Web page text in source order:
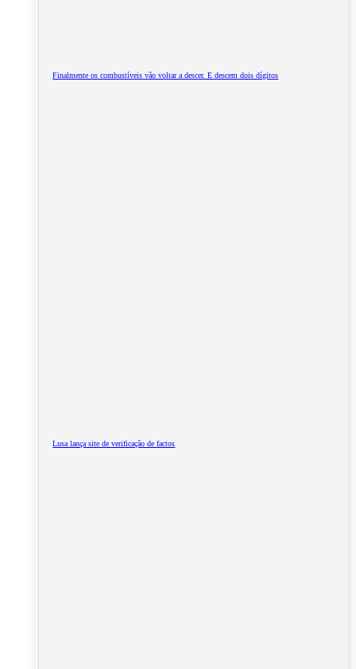
Finalmente os combustíveis vão voltar a descer. E descem dois dígitos
Lusa lança site de verificação de factos